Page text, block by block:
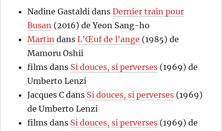
Nadine Gastaldi dansDernier train pour
Busan (2016) de Yeon Sang-ho
Martin dansL’Œuf de l’ange (1985) de
Mamoru Oshii
films dans Si douces, si perverses (1969) de
Umberto Lenzi
Jacques C dans Si douces, si perverses (1969)
de Umberto Lenzi
films dans Si douces, si perverses (1969) de